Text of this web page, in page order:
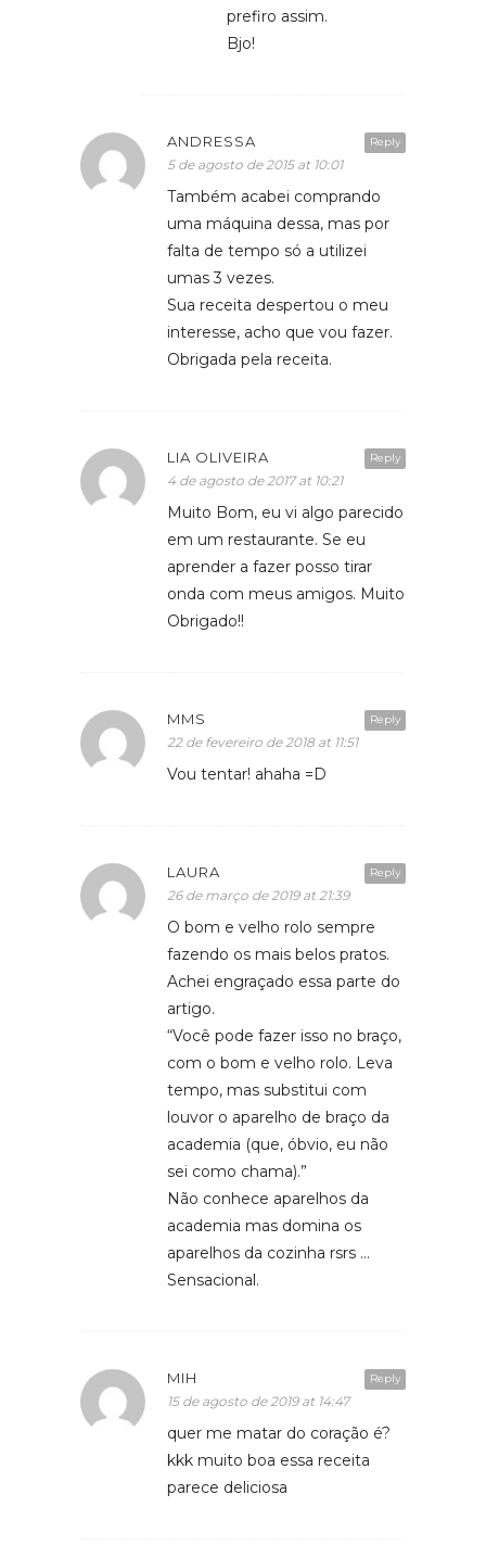
prefiro assim.
Bjo!
Reply
ANDRESSA
5 de agosto de 2015 at 10:01
Também acabei comprando
uma máquina dessa, mas por
falta de tempo só a utilizei
umas 3 vezes.
Sua receita despertou o meu
interesse, acho que vou fazer.
Obrigada pela receita.
Reply
LIA OLIVEIRA
4 de agosto de 2017 at 10:21
Muito Bom, eu vi algo parecido
em um restaurante. Se eu
aprender a fazer posso tirar
onda com meus amigos. Muito
Obrigado!!
Reply
MMS
22 de fevereiro de 2018 at 11:51
Vou tentar! ahaha =D
Reply
LAURA
26 de março de 2019 at 21:39
O bom e velho rolo sempre
fazendo os mais belos pratos.
Achei engraçado essa parte do
artigo.
“Você pode fazer isso no braço,
com o bom e velho rolo. Leva
tempo, mas substitui com
louvor o aparelho de braço da
academia (que, óbvio, eu não
sei como chama).”
Não conhece aparelhos da
academia mas domina os
aparelhos da cozinha rsrs …
Sensacional.
Reply
MIH
15 de agosto de 2019 at 14:47
quer me matar do coração é?
kkk muito boa essa receita
parece deliciosa